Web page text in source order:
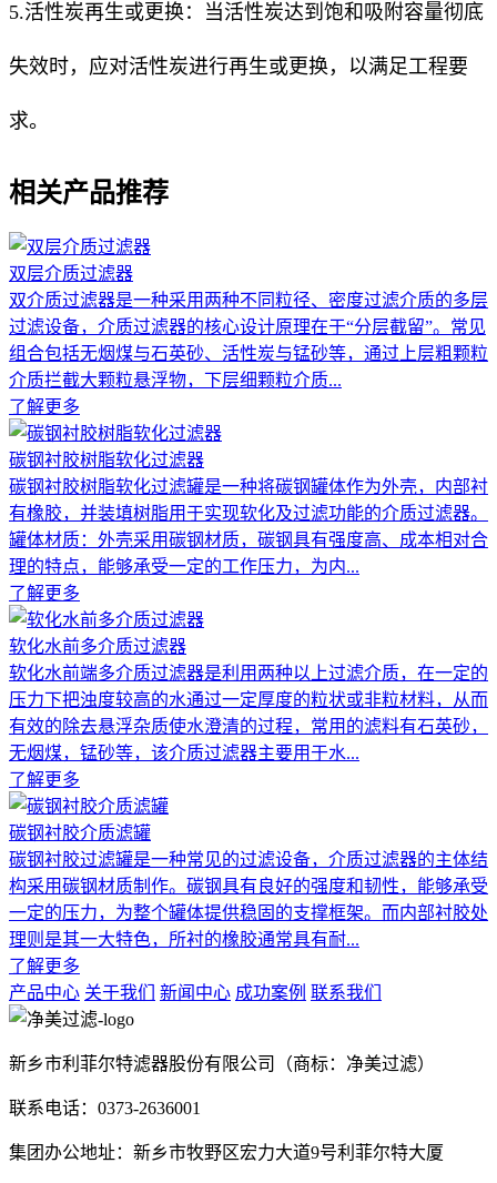
5.活性炭再生或更换：当活性炭达到饱和吸附容量彻底
失效时，应对活性炭进行再生或更换，以满足工程要
求。
相关产品推荐
双层介质过滤器
双介质过滤器是一种采用两种不同粒径、密度过滤介质的多层
过滤设备，介质过滤器的核心设计原理在于“分层截留”。常见
组合包括无烟煤与石英砂、活性炭与锰砂等，通过上层粗颗粒
介质拦截大颗粒悬浮物，下层细颗粒介质...
了解更多
碳钢衬胶树脂软化过滤器
碳钢衬胶树脂软化过滤罐是一种将碳钢罐体作为外壳，内部衬
有橡胶，并装填树脂用于实现软化及过滤功能的介质过滤器。
罐体材质：外壳采用碳钢材质，碳钢具有强度高、成本相对合
理的特点，能够承受一定的工作压力，为内...
了解更多
软化水前多介质过滤器
软化水前端多介质过滤器是利用两种以上过滤介质，在一定的
压力下把浊度较高的水通过一定厚度的粒状或非粒材料，从而
有效的除去悬浮杂质使水澄清的过程，常用的滤料有石英砂，
无烟煤，锰砂等，该介质过滤器主要用于水...
了解更多
碳钢衬胶介质滤罐
碳钢衬胶过滤罐是一种常见的过滤设备，介质过滤器的主体结
构采用碳钢材质制作。碳钢具有良好的强度和韧性，能够承受
一定的压力，为整个罐体提供稳固的支撑框架。而内部衬胶处
理则是其一大特色，所衬的橡胶通常具有耐...
了解更多
产品中心 关于我们 新闻中心 成功案例 联系我们
新乡市利菲尔特滤器股份有限公司（商标：净美过滤）
联系电话：0373-2636001
集团办公地址：新乡市牧野区宏力大道9号利菲尔特大厦